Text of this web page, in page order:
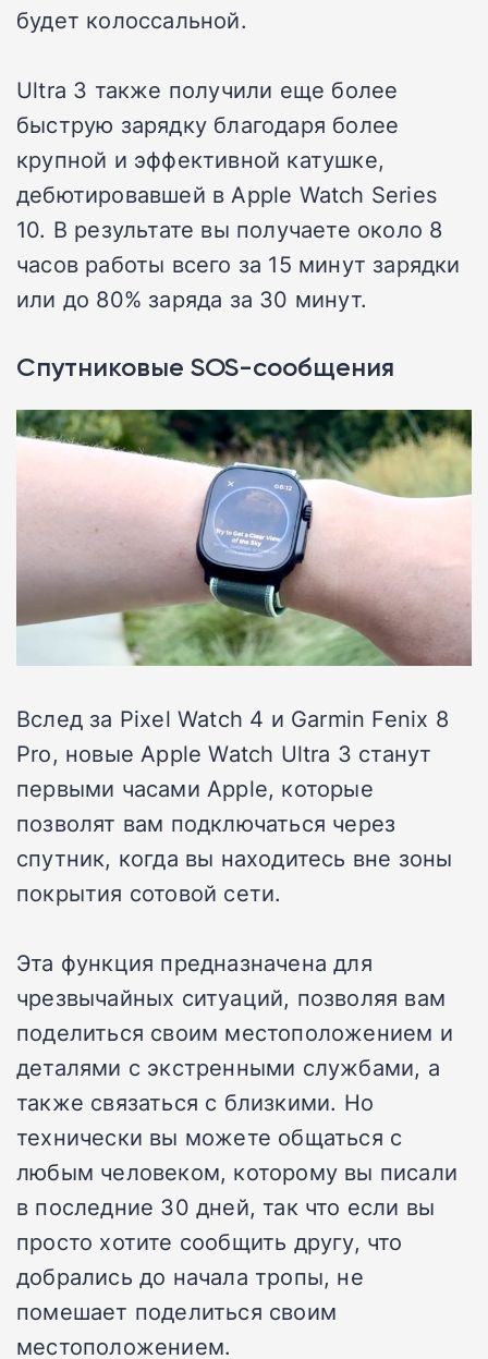
будет колоссальной.
Ultra 3 также получили еще более
быструю зарядку благодаря более
крупной и эффективной катушке,
дебютировавшей в Apple Watch Series
10. В результате вы получаете около 8
часов работы всего за 15 минут зарядки
или до 80% заряда за 30 минут.
Спутниковые SOS-сообщения
Вслед за Pixel Watch 4 и Garmin Fenix 8
Pro, новые Apple Watch Ultra 3 станут
первыми часами Apple, которые
позволят вам подключаться через
спутник, когда вы находитесь вне зоны
покрытия сотовой сети.
Эта функция предназначена для
чрезвычайных ситуаций, позволяя вам
поделиться своим местоположением и
деталями с экстренными службами, а
также связаться с близкими. Но
технически вы можете общаться с
любым человеком, которому вы писали
в последние 30 дней, так что если вы
просто хотите сообщить другу, что
добрались до начала тропы, не
помешает поделиться своим
местоположением.